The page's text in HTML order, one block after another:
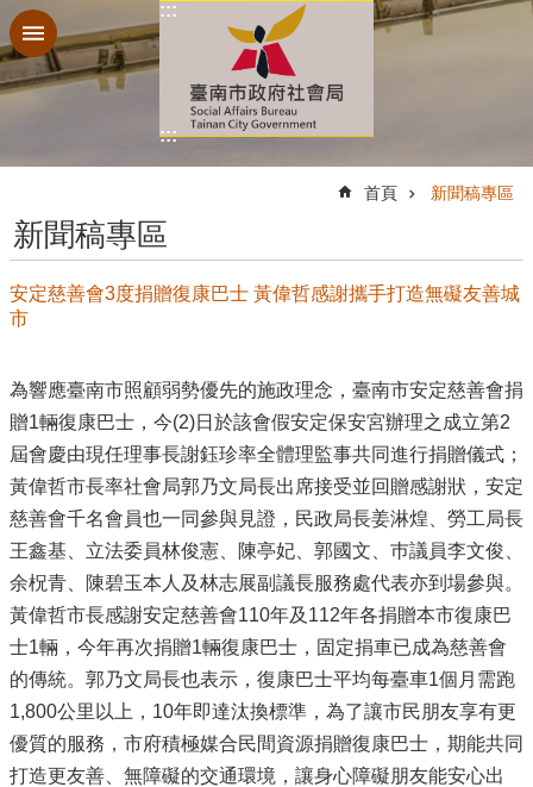
跳到主要內容區塊
:::
:::
首頁 新聞稿專區
新聞稿專區
安定慈善會3度捐贈復康巴士 黃偉哲感謝攜手打造無礙友善城
市
為響應臺南市照顧弱勢優先的施政理念，臺南市安定慈善會捐
贈1輛復康巴士，今(2)日於該會假安定保安宮辦理之成立第2
屆會慶由現任理事長謝鈺珍率全體理監事共同進行捐贈儀式；
黃偉哲市長率社會局郭乃文局長出席接受並回贈感謝狀，安定
慈善會千名會員也一同參與見證，民政局長姜淋煌、勞工局長
王鑫基、立法委員林俊憲、陳亭妃、郭國文、巿議員李文俊、
余柷青、陳碧玉本人及林志展副議長服務處代表亦到場參與。
黃偉哲市長感謝安定慈善會110年及112年各捐贈本市復康巴
士1輛，今年再次捐贈1輛復康巴士，固定捐車已成為慈善會
的傳統。郭乃文局長也表示，復康巴士平均每臺車1個月需跑
1,800公里以上，10年即達汰換標準，為了讓市民朋友享有更
優質的服務，市府積極媒合民間資源捐贈復康巴士，期能共同
打造更友善、無障礙的交通環境，讓身心障礙朋友能安心出